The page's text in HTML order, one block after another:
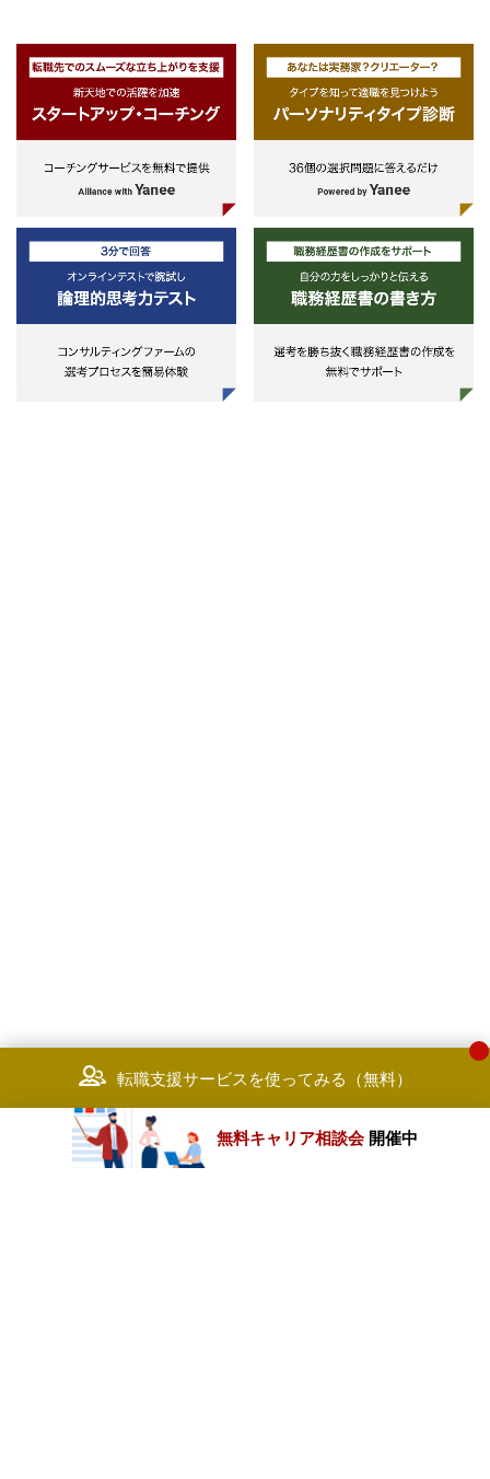
明力・金融工学知識・確率統計学
識・ITスキル等の専門性。
・VBまたはC系プログラミング
を使用した業務経験。
転職支援サービスを使ってみる（無料）
無料キャリア相談会 開催中